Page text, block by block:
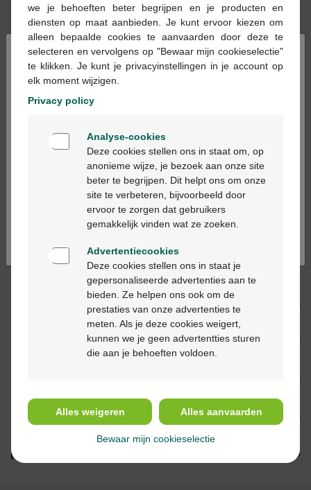
En stock en ligne
- + Ajouter au panier
Quantité max. = 12
le jour ouvrable suivant
gratuitedans votre pharmacie Multipharma
Livraison à domicilegratuite à partir de 55 €
sécurisé
Service clientèlepar chat ouformulaire de contact
Description du produit
Usage
Ingrédients
×
Bienvenue
Ga verder in het nederlands
Continuez en français
we je behoeften beter begrijpen en je producten en
diensten op maat aanbieden. Je kunt ervoor kiezen om
alleen bepaalde cookies te aanvaarden door deze te
selecteren en vervolgens op "Bewaar mijn cookieselectie"
te klikken. Je kunt je privacyinstellingen in je account op
elk moment wijzigen.
Privacy policy
Analyse-cookies
Deze cookies stellen ons in staat om, op
anonieme wijze, je bezoek aan onze site
beter te begrijpen. Dit helpt ons om onze
site te verbeteren, bijvoorbeeld door
ervoor te zorgen dat gebruikers
gemakkelijk vinden wat ze zoeken.
Advertentiecookies
Deze cookies stellen ons in staat je
gepersonaliseerde advertenties aan te
bieden. Ze helpen ons ook om de
prestaties van onze advertenties te
meten. Als je deze cookies weigert,
kunnen we je geen advertentties sturen
die aan je behoeften voldoen.
Alles weigeren Alles aanvaarden
Bewaar mijn cookieselectie